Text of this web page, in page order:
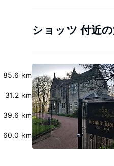
85.6 km
31.2 km
39.6 km
60.0 km
ショッツ 付近